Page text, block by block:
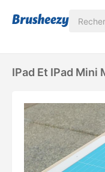
IPad Et IPad Mini